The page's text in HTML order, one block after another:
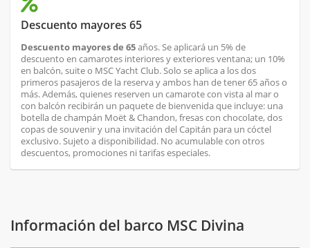
Descuento mayores 65
Descuento mayores de 65años. Se aplicará un 5% de
descuento en camarotes interiores y exteriores ventana; un 10%
en balcón, suite o MSC Yacht Club. Solo se aplica a los dos
primeros pasajeros de la reserva y ambos han de tener 65 años o
más. Además, quienes reserven un camarote con vista al mar o
con balcón recibirán un paquete de bienvenida que incluye: una
botella de champán Moët & Chandon, fresas con chocolate, dos
copas de souvenir y una invitación del Capitán para un cóctel
exclusivo. Sujeto a disponibilidad. No acumulable con otros
descuentos, promociones ni tarifas especiales.
Información del barco MSC Divina